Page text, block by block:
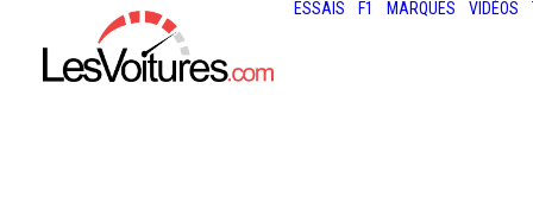
ESSAIS F1 MARQUES VIDÉOS